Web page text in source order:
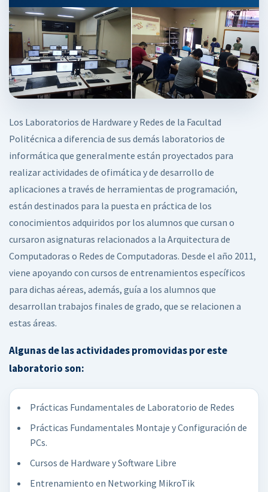
Los Laboratorios de Hardware y Redes de la Facultad
Politécnica a diferencia de sus demás laboratorios de
informática que generalmente están proyectados para
realizar actividades de ofimática y de desarrollo de
aplicaciones a través de herramientas de programación,
están destinados para la puesta en práctica de los
conocimientos adquiridos por los alumnos que cursan o
cursaron asignaturas relacionados a la Arquitectura de
Computadoras o Redes de Computadoras. Desde el año 2011,
viene apoyando con cursos de entrenamientos específicos
para dichas aéreas, además, guía a los alumnos que
desarrollan trabajos finales de grado, que se relacionen a
estas áreas.
Algunas de las actividades promovidas por este
laboratorio son:
Prácticas Fundamentales de Laboratorio de Redes
Prácticas Fundamentales Montaje y Configuración de
PCs.
Cursos de Hardware y Software Libre
Entrenamiento en Networking MikroTik